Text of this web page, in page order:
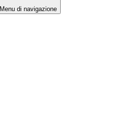
Menu di navigazione